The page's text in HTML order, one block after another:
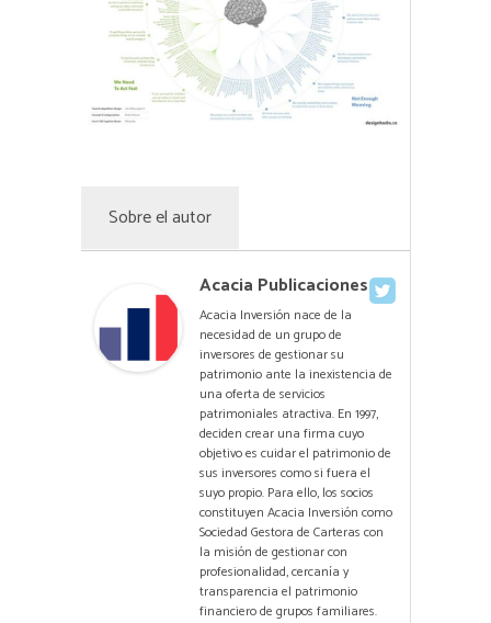
Sobre el autor
Acacia Publicaciones
Acacia Inversión nace de la
necesidad de un grupo de
inversores de gestionar su
patrimonio ante la inexistencia de
una oferta de servicios
patrimoniales atractiva. En 1997,
deciden crear una firma cuyo
objetivo es cuidar el patrimonio de
sus inversores como si fuera el
suyo propio. Para ello, los socios
constituyen Acacia Inversión como
Sociedad Gestora de Carteras con
la misión de gestionar con
profesionalidad, cercanía y
transparencia el patrimonio
financiero de grupos familiares.